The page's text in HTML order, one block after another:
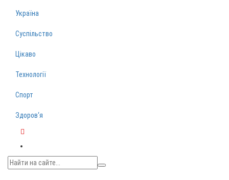
Україна
Суспільство
Цікаво
Технології
Спорт
Здоров‘я